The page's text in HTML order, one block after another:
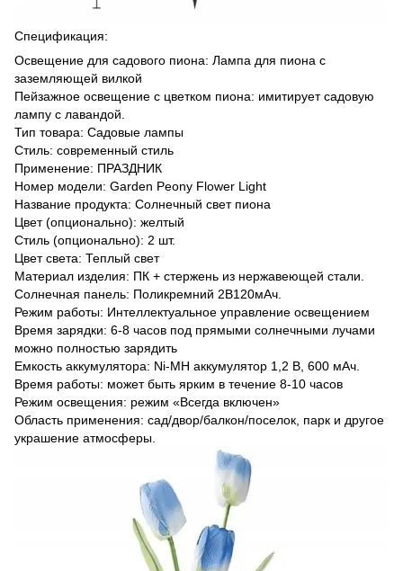
Спецификация:
Освещение для садового пиона: Лампа для пиона с
заземляющей вилкой
Пейзажное освещение с цветком пиона: имитирует садовую
лампу с лавандой.
Тип товара: Садовые лампы
Стиль: современный стиль
Применение: ПРАЗДНИК
Номер модели: Garden Peony Flower Light
Название продукта: Солнечный свет пиона
Цвет (опционально): желтый
Стиль (опционально): 2 шт.
Цвет света: Теплый свет
Материал изделия: ПК + стержень из нержавеющей стали.
Солнечная панель: Поликремний 2В120мАч.
Режим работы: Интеллектуальное управление освещением
Время зарядки: 6-8 часов под прямыми солнечными лучами
можно полностью зарядить
Емкость аккумулятора: Ni-MH аккумулятор 1,2 В, 600 мАч.
Время работы: может быть ярким в течение 8-10 часов
Режим освещения: режим «Всегда включен»
Область применения: сад/двор/балкон/поселок, парк и другое
украшение атмосферы.